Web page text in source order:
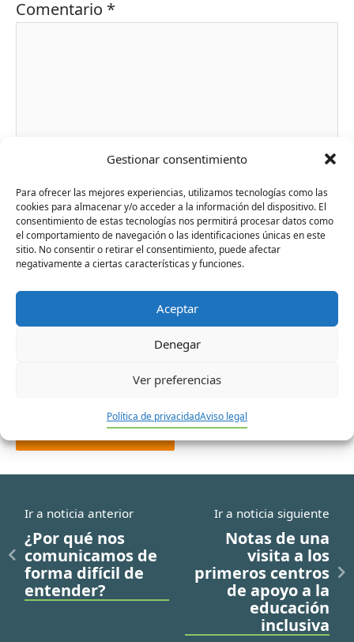
Gestionar consentimiento
Para ofrecer las mejores experiencias, utilizamos tecnologías como las
cookies para almacenar y/o acceder a la información del dispositivo. El
consentimiento de estas tecnologías nos permitirá procesar datos como
el comportamiento de navegación o las identificaciones únicas en este
sitio. No consentir o retirar el consentimiento, puede afectar
negativamente a ciertas características y funciones.
Aceptar
Denegar
Ver preferencias
Política de privacidadAviso legal
Comentario *
Nombre*
Correo
electrónico*
Ir a noticia anterior
¿Por qué nos
comunicamos de
forma difícil de
entender?
Ir a noticia siguiente
Notas de una
visita a los
primeros centros
de apoyo a la
educación
inclusiva